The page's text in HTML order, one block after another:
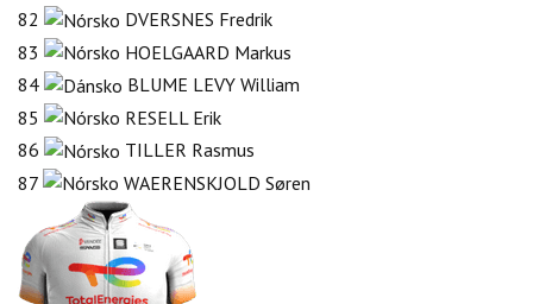
82
DVERSNES Fredrik
83
HOELGAARD Markus
84
BLUME LEVY William
85
RESELL Erik
86
TILLER Rasmus
87
WAERENSKJOLD Søren